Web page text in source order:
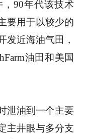
90年代该技术
要用于以较少的
发近海油气田，
油田和美国
泄油到一个主要
主井眼与多分支